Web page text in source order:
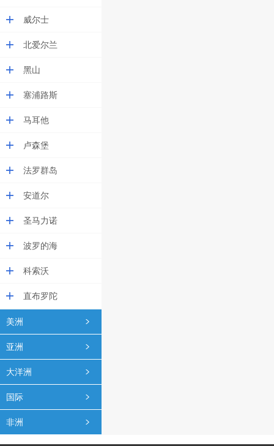
威尔士
北爱尔兰
黑山
塞浦路斯
马耳他
卢森堡
法罗群岛
安道尔
圣马力诺
波罗的海
科索沃
直布罗陀
美洲
亚洲
大洋洲
国际
非洲